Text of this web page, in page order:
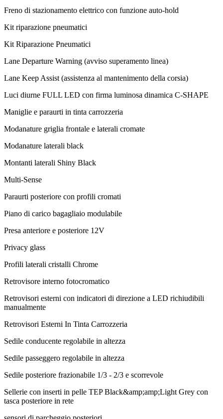
Freno di stazionamento elettrico con funzione auto-hold
Kit riparazione pneumatici
Kit Riparazione Pneumatici
Lane Departure Warning (avviso superamento linea)
Lane Keep Assist (assistenza al mantenimento della corsia)
Luci diurne FULL LED con firma luminosa dinamica C-SHAPE
Maniglie e paraurti in tinta carrozzeria
Modanature griglia frontale e laterali cromate
Modanature laterali black
Montanti laterali Shiny Black
Multi-Sense
Paraurti posteriore con profili cromati
Piano di carico bagagliaio modulabile
Presa anteriore e posteriore 12V
Privacy glass
Profili laterali cristalli Chrome
Retrovisore interno fotocromatico
Retrovisori esterni con indicatori di direzione a LED richiudibili
manualmente
Retrovisori Esterni In Tinta Carrozzeria
Sedile conducente regolabile in altezza
Sedile passeggero regolabile in altezza
Sedile posteriore frazionabile 1/3 - 2/3 e scorrevole
Sellerie con inserti in pelle TEP Black&amp;amp;Light Grey con
tasca posteriore in rete